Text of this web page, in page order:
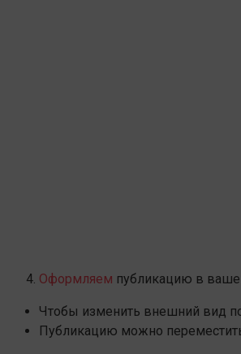
Оформляем публикацию в
Чтобы изменить внешний вид
Публикацию можно